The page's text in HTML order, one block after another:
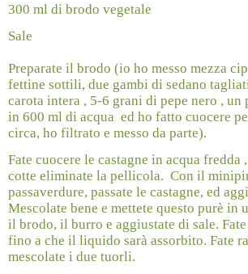
300 ml di brodo vegetale
Sale
Preparate il brodo (io ho messo mezza
fettine sottili, due gambi di sedano
carota intera , 5-6 grani di pepe nero , un
in 600 ml di acqua ed ho fatto cuocere
circa, ho filtrato e messo da parte).
Fate cuocere le castagne in acqua fredda
cotte eliminate la pellicola. Con il
passaverdure, passate le castagne, ed
Mescolate bene e mettete questo purè in
il brodo, il burro e aggiustate di sale.
fino a che il liquido sarà assorbito. Fate
mescolate i due tuorli.